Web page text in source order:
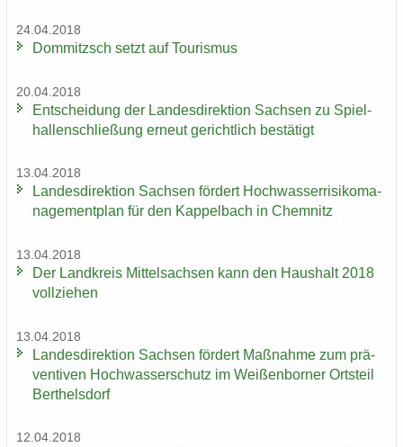
24.04.2018
Dom­mitzsch setzt auf Tou­ris­mus
20.04.2018
Ent­schei­dung der Lan­des­di­rek­ti­on Sach­sen zu Spiel­
hal­len­schlie­ßung er­neut ge­richt­lich be­stä­tigt
13.04.2018
Lan­des­di­rek­ti­on Sach­sen för­dert Hoch­was­ser­ri­si­ko­ma­
nage­ment­plan für den Kap­pel­bach in Chem­nitz
13.04.2018
Der Land­kreis Mit­tel­sach­sen kann den Haus­halt 2018
voll­zie­hen
13.04.2018
Lan­des­di­rek­ti­on Sach­sen för­dert Maß­nah­me zum prä­
ven­ti­ven Hoch­was­ser­schutz im Wei­ßen­bor­ner Orts­teil
Bert­hels­dorf
12.04.2018